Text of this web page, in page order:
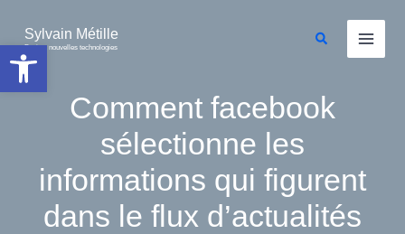
Ouvrir la barre d’outils
contenu
Sylvain Métille
Droit et nouvelles technologies
Rechercher
Comment facebook
sélectionne les
informations qui figurent
dans le flux d’actualités